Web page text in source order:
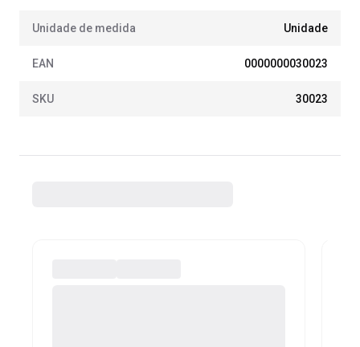
Unidade de medida Unidade
EAN 0000000030023
SKU 30023